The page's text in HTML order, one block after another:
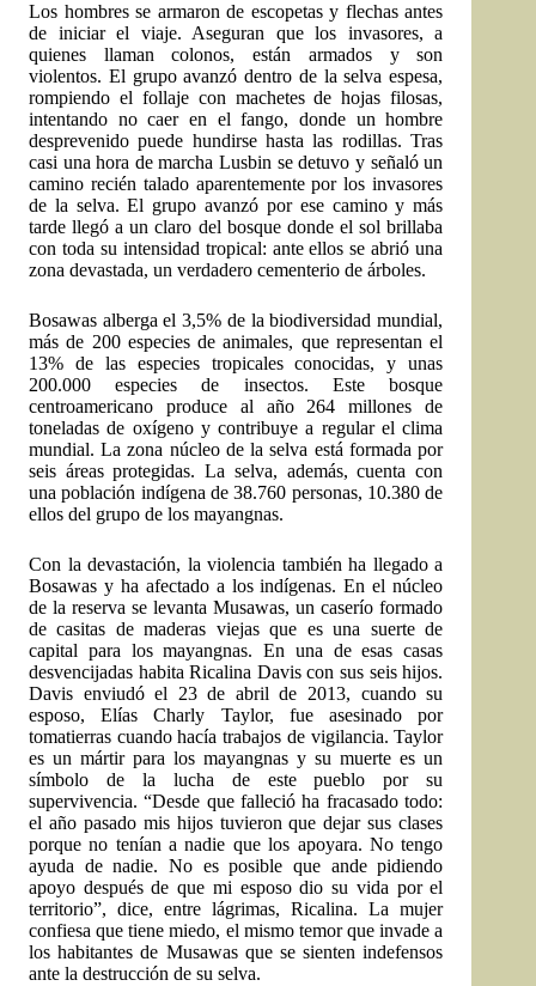
Los hombres se armaron de escopetas y flechas antes
de iniciar el viaje. Aseguran que los invasores, a
quienes llaman colonos, están armados y son
violentos. El grupo avanzó dentro de la selva espesa,
rompiendo el follaje con machetes de hojas filosas,
intentando no caer en el fango, donde un hombre
desprevenido puede hundirse hasta las rodillas. Tras
casi una hora de marcha Lusbin se detuvo y señaló un
camino recién talado aparentemente por los invasores
de la selva. El grupo avanzó por ese camino y más
tarde llegó a un claro del bosque donde el sol brillaba
con toda su intensidad tropical: ante ellos se abrió una
zona devastada, un verdadero cementerio de árboles.
Bosawas alberga el 3,5% de la biodiversidad mundial,
más de 200 especies de animales, que representan el
13% de las especies tropicales conocidas, y unas
200.000 especies de insectos. Este bosque
centroamericano produce al año 264 millones de
toneladas de oxígeno y contribuye a regular el clima
mundial. La zona núcleo de la selva está formada por
seis áreas protegidas. La selva, además, cuenta con
una población indígena de 38.760 personas, 10.380 de
ellos del grupo de los mayangnas.
Con la devastación, la violencia también ha llegado a
Bosawas y ha afectado a los indígenas. En el núcleo
de la reserva se levanta Musawas, un caserío formado
de casitas de maderas viejas que es una suerte de
capital para los mayangnas. En una de esas casas
desvencijadas habita Ricalina Davis con sus seis hijos.
Davis enviudó el 23 de abril de 2013, cuando su
esposo, Elías Charly Taylor, fue asesinado por
tomatierras cuando hacía trabajos de vigilancia. Taylor
es un mártir para los mayangnas y su muerte es un
símbolo de la lucha de este pueblo por su
supervivencia. “Desde que falleció ha fracasado todo:
el año pasado mis hijos tuvieron que dejar sus clases
porque no tenían a nadie que los apoyara. No tengo
ayuda de nadie. No es posible que ande pidiendo
apoyo después de que mi esposo dio su vida por el
territorio”, dice, entre lágrimas, Ricalina. La mujer
confiesa que tiene miedo, el mismo temor que invade a
los habitantes de Musawas que se sienten indefensos
ante la destrucción de su selva.